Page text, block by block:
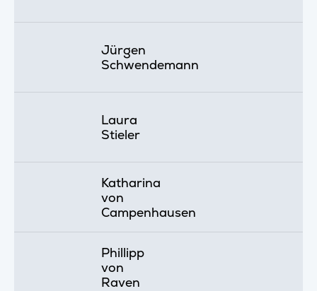
Jürgen
Schwendemann
Laura
Stieler
Katharina
von
Campenhausen
Phillipp
von
Raven